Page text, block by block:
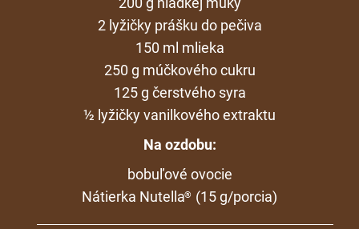
2 lyžičky prášku do pečiva
150 ml mlieka
250 g múčkového cukru
125 g čerstvého syra
½ lyžičky vanilkového extraktu
Na ozdobu:
bobuľové ovocie
Nátierka Nutella® (15 g/porcia)